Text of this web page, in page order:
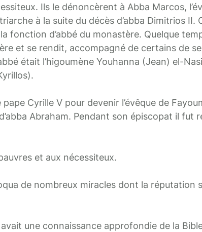
Ils le dénoncèrent à Abba Marcos,
à la suite du décès d’abba Dimitrios II.
fonction d’abbé du monastère. Quelque
et se rendit, accompagné de certains de
était l’higoumène Youhanna (Jean) el-
Cyrille V pour devenir l’évêque de
Abraham. Pendant son épiscopat il fut
et aux nécessiteux.
de nombreux miracles dont la réputation
une connaissance approfondie de la